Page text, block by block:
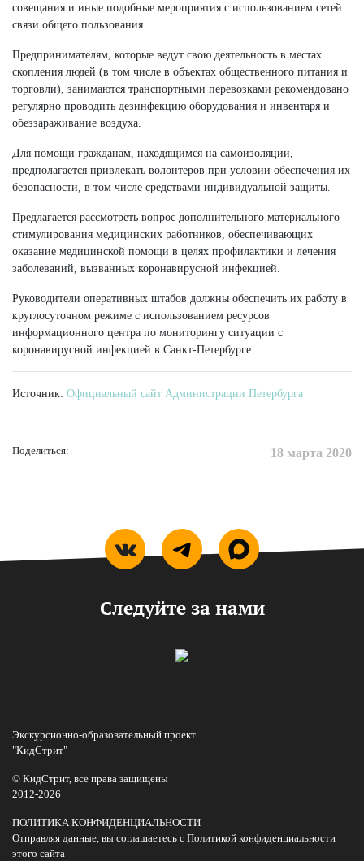
совещания и иные подобные мероприятия с использованием сетей
связи общего пользования.
Предпринимателям, которые ведут свою деятельность в местах
скопления людей (в том числе в объектах общественного питания и
торговли), занимаются транспортными перевозками рекомендовано
регулярно проводить дезинфекцию оборудования и инвентаря и
обеззараживание воздуха.
Для помощи гражданам, находящимся на самоизоляции,
предполагается привлекать волонтеров при условии обеспечения их
безопасности, в том числе средствами индивидуальной защиты.
Предлагается рассмотреть вопрос дополнительного материального
стимулирования медицинских работников, обеспечивающих
оказание медицинской помощи в целях профилактики и лечения
заболеваний, вызванных коронавирусной инфекцией.
Руководители оперативных штабов должны обеспечить их работу в
круглосуточном режиме с использованием ресурсов
информационного центра по мониторингу ситуации с
коронавирусной инфекцией в Санкт-Петербурге.
Источник: Официальный сайт Администрации Петербурга
Поделиться: 18 марта 2020
Следуйте за нами
Экскурсионно-образовательный проект
"КидСтрит"
© КидСтрит, все права защищены
2012-2026
ПОЛИТИКА КОНФИДЕНЦИАЛЬНОСТИ
Отправляя данные, вы соглашаетесь с Политикой конфиденциальности
этого сайта